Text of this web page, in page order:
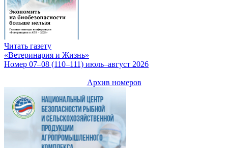
Читать газету
«Ветеринария и Жизнь»
Номер 07–08 (110–111) июль–август 2026
Архив номеров